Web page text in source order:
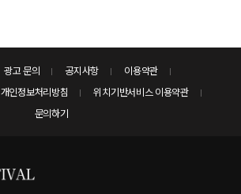
광고 문의 공지사항
이용약관
개인정보처리방침
위치기반서비스 이용약관
문의하기